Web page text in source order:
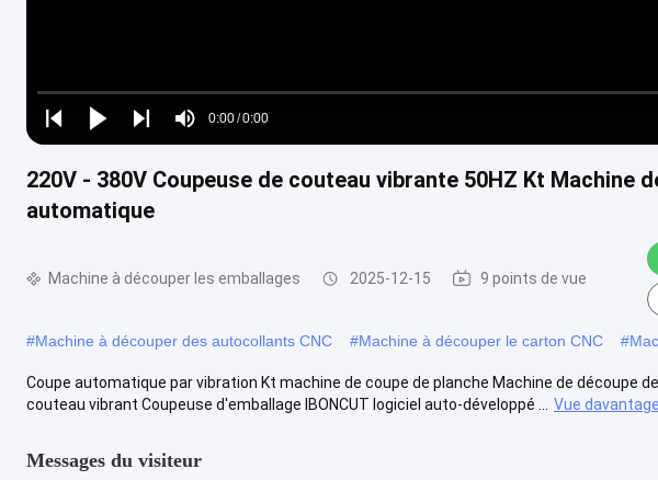
Play
Play
Play
Mute
Time
0:00/0:00
Loaded:
0%
220V - 380V Coupeuse de couteau vibrante 50HZ Kt Machine
automatique
Machine à découper les emballages 2025-12-15 9 points de vue
#Machine à découper des autocollants CNC #Machine à découper le carton CNC #
Coupe automatique par vibration Kt machine de coupe de planche Machine de découpe
couteau vibrant Coupeuse d'emballage IBONCUT logiciel auto-développé ...
Vue davantage
Messages du visiteur